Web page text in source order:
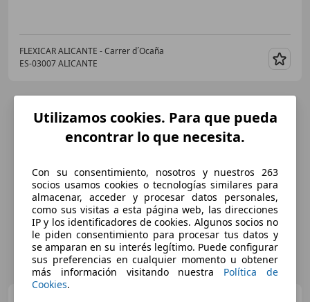
FLEXICAR ALICANTE - Carrer d´Ocaña
ES-03007 ALICANTE
Utilizamos cookies. Para que pueda
encontrar lo que necesita.
Con su consentimiento, nosotros y nuestros 263
socios usamos cookies o tecnologías similares para
almacenar, acceder y procesar datos personales,
como sus visitas a esta página web, las direcciones
IP y los identificadores de cookies. Algunos socios no
le piden consentimiento para procesar tus datos y
se amparan en su interés legítimo. Puede configurar
sus preferencias en cualquier momento u obtener
más información visitando nuestra Política de
Cookies.